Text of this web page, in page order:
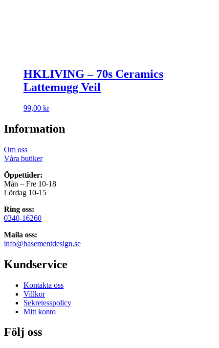
HKLIVING – 70s Ceramics
Lattemugg Veil
99,00 kr
Information
Om oss
Våra butiker
Öppettider:
Mån – Fre 10-18
Lördag 10-15
Ring oss:
0340-16260
Maila oss:
info@basementdesign.se
Kundservice
Kontakta oss
Villkor
Sekretesspolicy
Mitt konto
Följ oss